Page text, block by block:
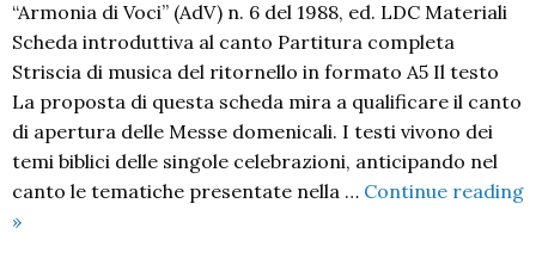
“Armonia di Voci” (AdV) n. 6 del 1988, ed. LDC Materiali
Scheda introduttiva al canto Partitura completa
Striscia di musica del ritornello in formato A5 Il testo
La proposta di questa scheda mira a qualificare il canto
di apertura delle Messe domenicali. I testi vivono dei
temi biblici delle singole celebrazioni, anticipando nel
canto le tematiche presentate nella … Continue reading
O
»